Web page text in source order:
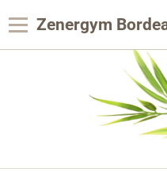
Zenergym
Votre compte